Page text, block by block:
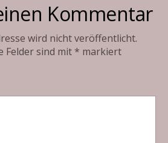
Kommentar
wird nicht veröffentlicht.
Felder sind mit * markiert